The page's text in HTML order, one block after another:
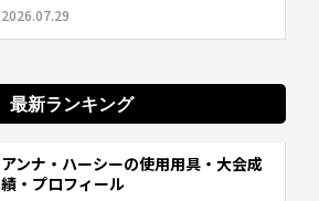
2026.07.29
最新ランキング
アンナ・ハーシーの使用用具・大会成
績・プロフィール